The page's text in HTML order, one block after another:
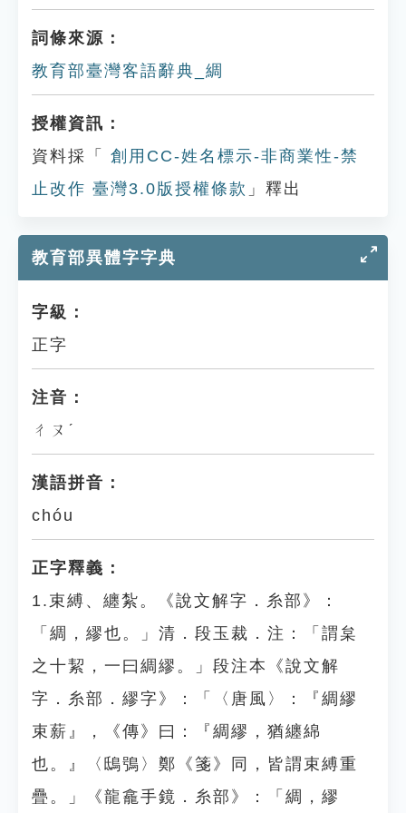
詞條來源：
教育部臺灣客語辭典_綢
授權資訊：
資料採「
創用CC-姓名標示-非商業性-禁
止改作 臺灣3.0版授權條款 」釋出
教育部異體字字典
字級：
正字
注音：
ㄔㄡˊ
漢語拼音：
chóu
正字釋義：
1.束縛、纏紮。《說文解字．糸部》：
「綢，繆也。」清．段玉裁．注：「謂枲
之十絜，一曰綢繆。」段注本《說文解
字．糸部．繆字》：「〈唐風〉：『綢繆
束薪』，《傳》曰：『綢繆，猶纏綿
也。』〈鴟鴞〉鄭《箋》同，皆謂束縛重
疊。」《龍龕手鏡．糸部》：「綢，繆